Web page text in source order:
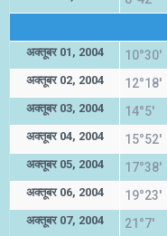
अक्तूबर 01, 2004 10°30'
अक्तूबर 02, 2004 12°18'
अक्तूबर 03, 2004 14°5'
अक्तूबर 04, 2004 15°52'
अक्तूबर 05, 2004 17°38'
अक्तूबर 06, 2004 19°23'
अक्तूबर 07, 2004 21°7'